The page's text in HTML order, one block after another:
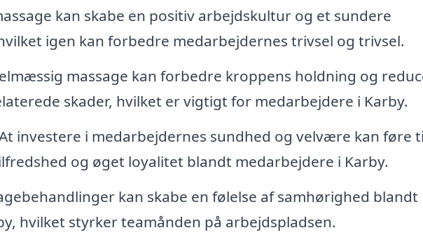
kan skabe en positiv arbejdskultur og et sundere
igen kan forbedre medarbejdernes trivsel og trivsel.
massage kan forbedre kroppens holdning og
skader, hvilket er vigtigt for medarbejdere i Karby.
investere i medarbejdernes sundhed og velvære kan føre
og øget loyalitet blandt medarbejdere i Karby.
kan skabe en følelse af samhørighed blandt
hvilket styrker teamånden på arbejdspladsen.